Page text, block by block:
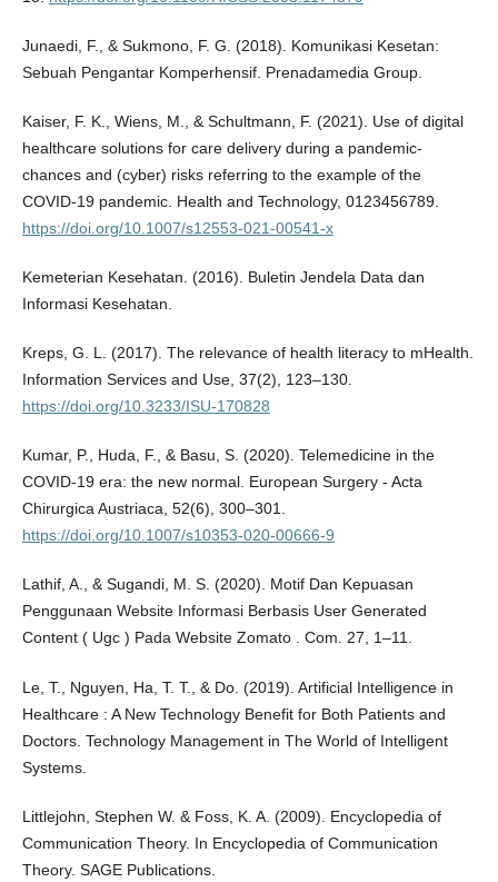
Junaedi, F., & Sukmono, F. G. (2018). Komunikasi Kesetan:
Sebuah Pengantar Komperhensif. Prenadamedia Group.
Kaiser, F. K., Wiens, M., & Schultmann, F. (2021). Use of digital
healthcare solutions for care delivery during a pandemic-
chances and (cyber) risks referring to the example of the
COVID-19 pandemic. Health and Technology, 0123456789.
https://doi.org/10.1007/s12553-021-00541-x
Kemeterian Kesehatan. (2016). Buletin Jendela Data dan
Informasi Kesehatan.
Kreps, G. L. (2017). The relevance of health literacy to mHealth.
Information Services and Use, 37(2), 123–130.
https://doi.org/10.3233/ISU-170828
Kumar, P., Huda, F., & Basu, S. (2020). Telemedicine in the
COVID-19 era: the new normal. European Surgery - Acta
Chirurgica Austriaca, 52(6), 300–301.
https://doi.org/10.1007/s10353-020-00666-9
Lathif, A., & Sugandi, M. S. (2020). Motif Dan Kepuasan
Penggunaan Website Informasi Berbasis User Generated
Content ( Ugc ) Pada Website Zomato . Com. 27, 1–11.
Le, T., Nguyen, Ha, T. T., & Do. (2019). Artificial Intelligence in
Healthcare : A New Technology Benefit for Both Patients and
Doctors. Technology Management in The World of Intelligent
Systems.
Littlejohn, Stephen W. & Foss, K. A. (2009). Encyclopedia of
Communication Theory. In Encyclopedia of Communication
Theory. SAGE Publications.